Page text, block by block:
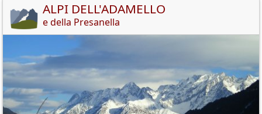
ALPI DELL'ADAMELLO
e della Presanella